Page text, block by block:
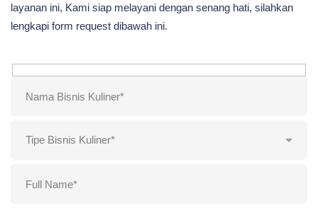
layanan ini, Kami siap melayani dengan senang hati, silahkan
lengkapi form request dibawah ini.